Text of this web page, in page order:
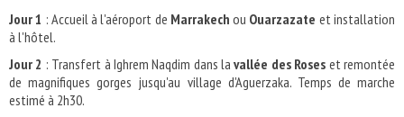
Jour 1 : Accueil à l'aéroport de Marrakech ou Ouarzazate et installation
à l'hôtel.
Jour 2 : Transfert à Ighrem Naqdim dans lavallée des Roses et remontée
de magnifiques gorges jusqu'au village d'Aguerzaka. Temps de marche
estimé à 2h30.